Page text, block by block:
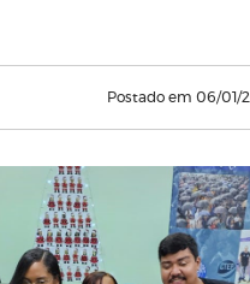
Postado em 06/01/